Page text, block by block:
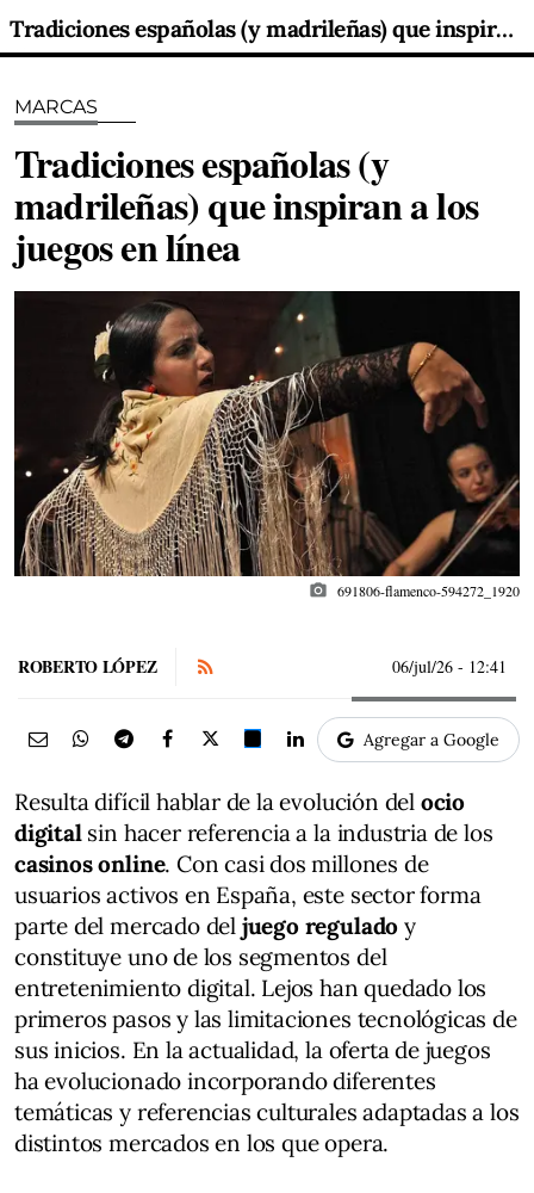
Tradiciones españolas (y madrileñas) que inspiran a los juegos en línea
MARCAS
Tradiciones españolas (y
madrileñas) que inspiran a los
juegos en línea
photo_camera 691806-flamenco-594272_1920
ROBERTO LÓPEZ 06/jul/26 - 12:41
Agregar a Google
Resulta difícil hablar de la evolución del ocio
digitalsin hacer referencia a la industria de los
casinos online. Con casi dos millones de
usuarios activos en España, este sector forma
parte del mercado del juego regulado y
constituye uno de los segmentos del
entretenimiento digital. Lejos han quedado los
primeros pasos y las limitaciones tecnológicas de
sus inicios. En la actualidad, la oferta de juegos
ha evolucionado incorporando diferentes
temáticas y referencias culturales adaptadas a los
distintos mercados en los que opera.